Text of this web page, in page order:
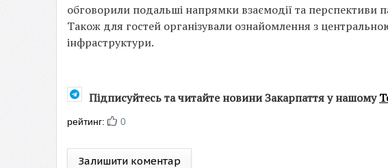
обговорили подальші напрямки взаємодії та перспективи
Також для гостей організували ознайомлення з
інфраструктури.
Підписуйтесь та читайте новини Закарпаття у нашому
рейтинг: 0
Залишити коментар